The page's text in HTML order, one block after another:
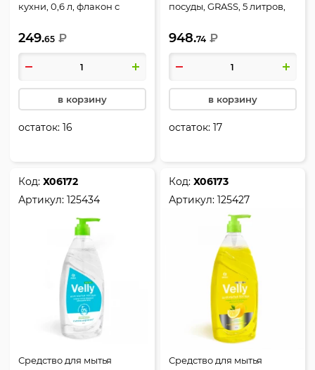
кухни, 0,6 л, флакон с
Azelit, 218600
249.65 ₽
в корзину
остаток:16
посуды, GRASS, 5 литров,
948.74 ₽
в корзину
остаток:17
Код:Х06172
Артикул:125434
Средство для мытья
Код:Х06173
Артикул:125427
Средство для мытья